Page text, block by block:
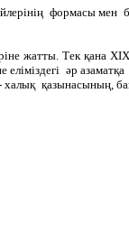
формасы мен
жатты. Тек қана
әр
қазынасының,